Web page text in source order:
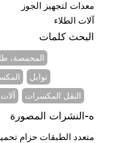
معدات لتجهيز الجوز
آلات الطلاء
البحث كلمات
المحمصة،
توابل
النقل المكسرات
ه-النشرات المصورة
متعدد الطبقات حزام